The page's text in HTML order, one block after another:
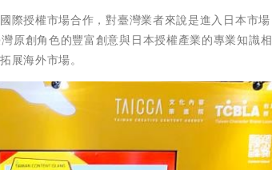
際授權市場合作，對臺灣業者來說是進入日本市場
原創角色的豐富創意與日本授權產業的專業知識相
展海外市場。